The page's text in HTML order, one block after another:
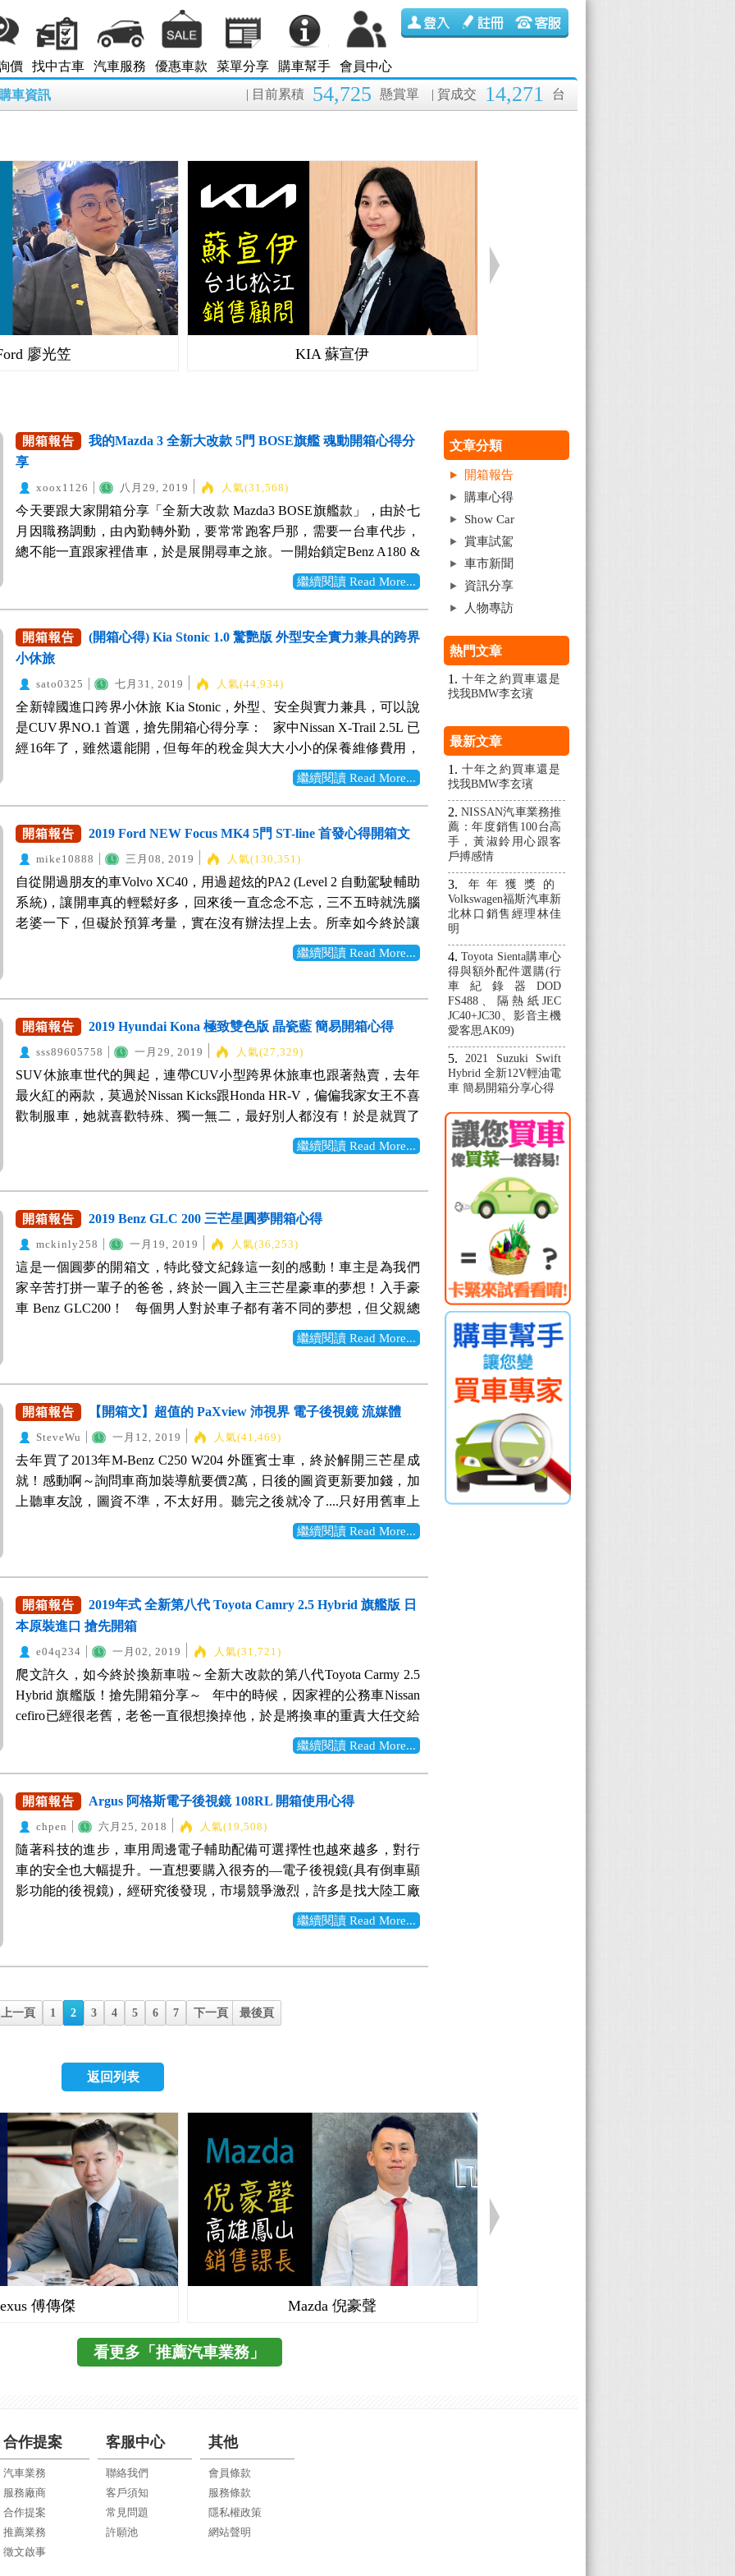
價 找中古車 汽車服務 優惠車款 菜單分享 購車幫手 會員中心
車資訊 | 賀成交 14,271 台
| 目前累積 54,725 懸賞單
廖光笠 KIA 蘇宣伊
開箱報告
我的Mazda 3 全新大改款 5門 BOSE旗艦 魂動開箱心得分
享
xoox1126 八月29, 2019 人氣(31,568)
今天要跟大家開箱分享「全新大改款 Mazda3 BOSE旗艦款」，由於七
月因職務調動，由內勤轉外勤，要常常跑客戶那，需要一台車代步，
總不能一直跟家裡借車，於是展開尋車之旅。一開始鎖定Benz A180 &
BMW 118i，因為老爸就是開BMW，喜歡高級進口車營造出的氛圍及
質感，這兩款外型流線又具有運動感、內裝也開始加入許多3C科技配
備，真的很吸引我。 回歸到現實層面，考量到日後二手價、保養成本
及實用度，改看國產車。最終選擇一台剛上市的NeW Mazda 3 5D。有
豐富的主被動安全配備，高剛性，最吸引我的是高質感內裝與組裝品
質，大幅超過T牌Alits油電及F牌Focus 5D，直追高級進口車，隨然貴
不同角度，反射出美麗的不同光澤！ ⬆︎ 2019 NCAP 安全測撞評比報
告 5顆星 ★★★★★ ⬆︎ 更霸氣的水箱護罩，在樹蔭下的光澤好美～
⬆︎ 渾圓的車尾，紅色車身與黑色下護板與後擾流尾翼的搭配，很好
看！ ⬆︎ 5門掀背車，開口大，擺放東西容易，空間大小適中 ⬆︎ 很好
人駕駛艙的設計，儀表板與左右出風口造型，更具一致性。 ⬆︎ 方向
盤左側有小小零錢盒+360度環景開關+駐車雷達開關+循跡防滑開關 ⬆︎
前台與車門都採用大量皮革與金屬飾板呈現，就連冷氣出風口與開門
拉柄都是金屬材質，皮革上還有真縫線去點綴，完整營造出高級車的
質感！ （沒有觸控功能也合理，畢竟伸手觸控螢幕，多多少少還是會
影響開車的專心程度，而且手要伸長很遠。透過下方的旋鈕選擇，反
倒輕鬆可以操作。） ⬆︎ 可以獨立顯示四輪的胎壓數值，不像許多車
⬆︎ 有電子有煞車(附AUTO HOLD功能)，中間大顆旋鈕是Mazda
Connect 用來操控中央多媒體螢幕，右邊小顆旋鈕可以調整音量大小
聲。 這顆Skyactiv-G 直列4缸2000c.c的自然進氣引擎，具有165PS與
21.7kg-m的動力輸出，加速與再加速都滿線性順暢的，平常市區開車
絕對足夠，山區或者高速公路上其實也非常夠用，都可以輕而易舉的
超車，動力算是游刃有餘。而且油耗表現真的滿不錯的，Mazda的引擎
技術看起來滿好的！ 滿載的主被動安全、科技配備，具有7顆安全氣
囊、全速域的MRCC、SBS 智慧前後煞車輔助、車道偏移輔助、HBC
開車變得更加輕鬆與便利！特別是MRCC在長途高速公路行駛下，真
的很方便，設定好最高車速，就能自動跟緊前車，而且完全不怕會超
速！真的是用過後，就回不去啦～～～ 這次購車時間剛好是競賽月
份，但因為馬3才剛上市沒多久，價格問完其實差不多。後來透過同事
的推薦之下，才知道有Wewanted 汽車比價網站，抱著估且一試的想
法，接到客服人員的協助電話，從中了解許多買車的注意事項與議價
上的技巧。特別提醒我要小心網路上過多折扣的報價，很有可能都是
假單，業務要吸引你上門的手法，不是要綁許多條件就是賣未來車，
我省下不少比價的時間，真是太讚太方便了！誠心推薦給大家，輕鬆
買車又方便！
繼續閱讀 Read More...
開箱報告
(開箱心得) Kia Stonic 1.0 驚艷版 外型安全實力兼具的跨界
小休旅
sato0325 七月31, 2019 人氣(44,934)
全新韓國進口跨界小休旅 Kia Stonic，外型、安全與實力兼具，可以說
是CUV界NO.1 首選，搶先開箱心得分享： 家中Nissan X-Trail 2.5L 已
經16年了，雖然還能開，但每年的稅金與大大小小的保養維修費用，
也是一大筆沈重負擔，因此老爸萌生想要換車的念頭。因為住家巷弄
狹窄，加上平常大多也只是上下班通勤，假日就是我爸開回苗栗老
家，乘坐人數也都不超過4人，也不需要行李空間，因此就鎖定CUV小
休旅的車型。但我爸沒有做功課，也懶得做功課，就委由我來幫他找
合適的車子。 皇天不負苦心人，最終，終於讓我找到一台能讓老爸滿
版。 當初挑選時，鎖定車款如表格： 三台車大約都80萬上下，原只
考慮進口車，但因老爸對Nissan車子品質覺得不錯，故Kicks也列入考
慮名單中。 必要條件： 加分條件： 1)外型亮眼好
看 1)ACC 主動式跟車系統 2)4.3公尺內中小型休旅車
2000cc(稅金越省越好) Euro NACP 測試撞擊報告： (Nissan Kicks為
國產車，故無歐盟測撞報告，有找到國外NACP 南美洲生產版本 取得4
顆星) 稅金與油料價差試算表格： Mazda CX3 外型真的很美，但就
是稅金高&後座空間小了點；Kicks也因為安全性與動力稍差，最終敗
筆。整體考量下來，覺得Kia Stonic是最符合條件的！車子小巧，方便
市區穿梭，外型、安全與科技便利配備兼具！省稅金又省油錢！最終
就決定Stonic了！ 外型與安全性 KIA的車越做越好看，很有設計感，
好像是請了一個很厲害的設計大師，還得到了紅點獎與iF設計大獎(好
性，另外全車標配6具SRS安全氣囊，還有Drive Wise安全輔助系統(包
含LDW & LKA 車道偏移警示與維持輔助系統 / BCW & LCA 盲區偵測
警示及車道變換警示系統 / RCCW 後方交通防撞警示系統 / HBA 智慧
遠近光燈調節系統 / DAW 駕駛疲勞警示系統 / FCW & FCA 前方主動煞
車警示及輔助系統)，也因著完整的安全配備，成為這次購車的首選。
飾條點綴而成，並非簍空設計。 L型的LED日行燈+投射式頭燈，包
車屁股 LED跑格尾燈，多層次的紅色LED燈，在夜間相當的亮眼。
搭配17吋鋁合金雙色輪圈，這個輪圈好好看啊～～ 內裝配備 Stonic的
車室內裝，樸實簡單，運用了霧銀材質、鋼琴烤漆與鍍鉻飾條妝點，
凸顯出一定的質感內裝，加上雙色的皮質座椅，更顯活潑年輕感。 簡
約設計的中控台，沒有太過複雜的按鈕，整體感覺清爽乾淨。 7吋多媒
體影音螢幕，有支援Apple CarPlay及Android Auto連接，能夠延續手機
使用體驗到車機上頭；而且有搭載倒車顯影(含轉向車輔線)，使用上相
當便利。 儀表版上3.5吋的旅程電腦螢幕 有LKA車道維持功能 好看
應快速的DCT 7速雙離合器變速箱 小巧車身卻有著寬敞的後座空間，
後座的軟硬適中，還滿好坐的。 中央扶手後面，有提供一組USB充電
孔，方便後座乘客進行充電。 行李箱空間不算大，但是非常平整，
下面帳板有兩層可以選擇，多空利用多元呈現，算是滿不錯的。後座
椅背可以64分離傾倒，傾倒後也相當平整，對於需要載送比較多東西
時，也可以彈性調整運用。 選配電子後視鏡，此為後鏡頭之處 操控
以及17.5kg-m最大扭力，在低轉速域(1,500轉～4,000轉)可以產生高扭
力，讓車子輕盈有力噴出，配上7速雙離合器自手排的變速箱，大幅提
高整體換檔效率，讓動力銜接快速有力，創造出平均17.8km/L的極佳
油耗表現。加上1.0升的低稅金優勢，都讓養護成本大幅下降，這也是
我爸最心動的原因！ 如果看帳面數據，可能會有一點擔心，動力是否
足夠？但實際上路後，根本就不用擔心，不論是靜止起步、市區通勤
走走停停、高速公路巡航，甚至是再加速的超車表現，都很有水準，
油門踩到哪裡，動力就給到哪裡。用1.0升的低稅金享受1.8升自然進氣
引擎的動力輸出，真的值得嘉許！另外，隔音靜音工程也滿有水準
體，在快速的彎道中，都能保有一定的穩定度，讓駕駛者輕易上手，
開起來格外有信心。看來動力與操控，KIA都特別下一番苦心啊～ 總
不是非常親民，但看整體配備，其實還是對得起他的售價的。更何況
後續每年省下的稅金與油錢，也是相當可觀。
繼續閱讀 Read More...
開箱報告 2019 Ford NEW Focus MK4 5門 ST-line 首發心得開箱文
mike10888 三月08, 2019 人氣(130,351)
自從開過朋友的車Volvo XC40，用過超炫的PA2 (Level 2 自動駕駛輔助
系統)，讓開車真的輕鬆好多，回來後一直念念不忘，三不五時就洗腦
老婆一下，但礙於預算考量，實在沒有辦法捏上去。所幸如今終於讓
我等到你，國產90萬以下，唯一搭配Level 2自動駕駛輔助系統的車-全
新大改款 All New Focus MK4 5D ST-line。 Focus上市前討論度根本
懸吊，基本上我也感受不出差異(我想有一半的人應該都跟我一樣)。
就我所知，目前國內開放 Level 2自駕系統就屬 BMW / Volvo / Tesla，
當然車價也是貴鬆鬆，而Focus不用90萬，就可以擁有，還新增一大堆
配件，真的很划算： 1)全新引擎-->1.5T 182匹馬力 動力讚 稅金省 油耗
更是漂亮(官方公佈 16.7 km/L) 2)全新變速箱-->6速手自排變8速手自
動跟車、LCA車道維持、AEB自動煞停(含車輛/單車/行人)、盲點偵
Hold、HUD抬頭顯示器、Qi無線充電座、B&O丹麥皇室音響、後座獨
立出風口、更寬敞的後座空間、18吋雙色切削鋁圈、米其林PS4高性能
跑胎...等。 加了那麼多配備，價格竟然跟上一代差不多，真心覺得太
划算了！有夠超值的！所以就立刻搶先預購～ 好了，廢話不多說，
直接進入開箱駕駛心得～～～～ | 我最喜歡的部分 Co-Pilot360 智駕 |
有別他廠ACC自動跟車還分全套還是半套，車道偏移只會逼逼叫，頂
多會修正拉回。Focus直接給你全套跟車並且具有車道維持，讓你真正
感受到半自動駕駛的方便性。其作動原理是感應地上的標線，特別適
以雙手還是不能離開方向盤，且還是要專注於前方路況。值得一說的
就是Co-Pilot360的加速與減速，真的滿細緻，已經貼近一般人實際踩
踏油門的狀況，不會突然狂暴加速，或者突然大力剎車，自己覺得跟
Volvo PA2相比，有更升級進步的感覺。 PS. Focus的AEB偵測速度從
5km/h開始，也就是說若是靜止狀態(0km/h)，是不會作動的！先前曾有
輔助系統怕怕的，其實Level 2 也還處於半自動狀態，只是降低駕駛者
應對。也且相比近期日系品牌的SUV，其半套AEB，偵測速度必須從
30km/h開始，Focus已經算是給的很有誠意了。 | 老婆最在意的空
間、安全性與寧靜度 | 以往被人詬病的悲劇後座空間，這次透過全新
C2底盤讓軸距加大來到2700mm，後座空間變得更加寬敞舒適，也恢復
後座獨立出風口，炎熱的夏天也不怕前冷後熱。後座中央突起面積，
也不算太大，中間坐第三人也還滿OK的(這一切要歸功於扭力樑?) 加
上後車廂空間也還不錯，終於得到老婆的首肯。 Ford的安全性不用多
說，這次更採用高達33%的硼鋼(高剛性鋼材)打造而成，加上鐳射熔焊
技術，讓車身抗扭曲強度提升20%，不僅剛性變更好，車重還減輕
個重點就是寧靜度，當初業務一直說，全車進行NVH隔音強化，如對
底盤進行平整化與超低風阻係數，可以降低風切聲。實際上路開起
來，確實滿不錯的，不管是高速行駛還是行經爛路(坑坑巴巴一堆補
丁)，都覺得滿安靜的，老婆也覺得OK。加上車內B&Q音響，9隻揚聲
器+1支重低音喇叭，播放老婆的愛歌，非常的享受，輕鬆通過老婆那
大來到182ps，其實若不細看規格表，你真不知道換了一顆引擎，原本
來是真的有下功夫過！而且這次採用雙噴油系統(岐管噴射+缸內直噴)
大幅提升，實際行駛大約也落在13~16 km/L(高速市區約7:3)。搭配全
速，完全不會有重托的感覺。目前大多是高速公路往返，林口坡那段
也覺得很有力，油門踩到哪裡，動力就給到哪裡，目前行駛下來真的
很滿意！ | Focus小缺點 | 講了這麼多，Focus也並非沒有缺點，自己
覺得內裝質感、HUD、車機還有待改善。 HUD抬頭顯示器，竟然沒有
整合導航進來，還要轉頭看向中控臺的螢幕，有點不方便。而且人家
Mazda還有整合路上交通標誌，還會告訴你當前路段的速限。 車機是
新一代的Sync 3 懸浮式螢幕，8吋全彩LCD觸控螢幕，雖然標配Apple
CarPlay/Android Auto(不用加價，這點值得鼓勵鼓勵)，但若是使用車機
的導航，同時間接上手機，竟然就不能使用導航了，變向強迫使用手
機導航...挺無言的(建議請FORD調整一下韌體吧) 內裝質感一直都不
是Ford強項，雖然ST-line有著運動跑車座椅滾炫紅縫線、一些碳纖維紋
路內飾版與軟質塑料，中控台的按鍵也大幅減少，變得簡潔俐落許多...
叭孔竟然是塑膠材質，完全沒有凸顯出是B&O音響高貴的質感... 好在
這些都只是便利性與美觀的問題，並不太影響車輛本質太多，但真心
以入手超值的New Focus，也要特別謝謝WeWanted 購車好幫手網站提
供的資訊，雖然剛上市的車，折價都差不多，但是要遇到一位值得信
務就離職了。所幸在網站上面可以找到許多推薦業代的資訊，滿多的
資深優秀業務，很多常常得獎，還會分享過往的交車紀錄，讓我可以
快速篩選業務，最後也讓我找到一位服務親切熱誠的好業務，協助我
繼續閱讀 Read More...
開箱報告 2019 Hyundai Kona 極致雙色版 晶瓷藍 簡易開箱心得
sss89605758 一月29, 2019 人氣(27,329)
SUV休旅車世代的興起，連帶CUV小型跨界休旅車也跟著熱賣，去年
最火紅的兩款，莫過於Nissan Kicks跟Honda HR-V，偏偏我家女王不喜
歡制服車，她就喜歡特殊、獨一無二，最好別人都沒有！於是就買了
現代 Hyundai Kona 瞇瞇眼小可愛～ 當初選車的條件： 1、好看！絕
不能是大眾車款！ (女王交代) 2、車子不能太大，車長頂多4米3！ (女
點，最後選擇Kona 極致雙色版 (晶瓷藍配上黑色 雙色加1萬)， 雖然與
躍動版差了十萬元，但覺得增加的配備滿實用的， 不管是多了安全的
Smart Sense、keyless 還是HUD抬頭顯示器與無線充電...等配備，對使
用上都會更加方便， 所以還是直上買頂規版本，避免後悔... (很怕被女
王念) Kona 造型其實算是滿前衛的，尤其是車頭的設計，非常像鋼鐵
型！ Two Tone 懸浮式的黑車頂，比起單一色更加搶眼好看！更具有運
灣沒有引進QQ 你以為上面瞇瞇眼是車燈嗎？他其實是LED日行燈 真
正的LED大燈在下面，具有遠近燈光調整、高低自動調整與轉向輔助
功能 業務介紹的時候，還有說一個特別設計， 就是引擎蓋鈑金設計
比較短，而前保桿鈑金向上延伸。 日後若有比較輕微的擦碰，就只需
更換前保桿鈑金， 相較更換引擎蓋鈑金較為便宜。 車門與玻璃採用
7:3比設計，加大車門鋼板面積，如此才能確實保護車上的乘客！ 整輛
車使用超過一半 51.8% AHSS超高剛性鋼材， 不僅重量減輕10%，但強
度卻提升200%。 車子的剛性越強，當發生碰撞事故的時候，越能保護
地力，以維持車輛的穩定與循跡性， 開起來能夠精準掌握路況，讓人
覺得很放心！ 本來安全與操控就是我最在乎的部分！ 目前Kona都是
韓國生產製造，採全車進口，看了許多報導 在國外做了許多撞擊測
試，也都拿到很好的成績！ 2017 Euro NCAP 撞擊測試 5顆星 2017
ANCAP 撞擊測試 5顆星 2018 IIHS Top Safety Pick+ 安全性是無庸置疑
的！ 後車燈也是採分離式設計，上方是紅色煞車燈，下方有方向燈與
更覺年輕化，很亮眼！ 中控台設計很棒，線條簡潔俐落，不會過於複
雜，而且標配8吋大螢幕車機 支援Apple CarPlay，自己用習慣手機導
航， 手機輸入目的地快速，可選擇不同路線規劃， 而且永遠不用擔心
圖資更新問題，Carplay真是好東西！！！ 排檔座四周有行車模式開
關(可以選擇 Comfort/Sport/Eco)、 四輪驅動鎖定開關50:50、怠速熄火
開關、 陡坡緩降輔助開關與倒車雷達開關。 我自己很喜歡Kona方向
盤的造型設計，皮質觸感好又透氣，覺得很有質感！ 按鍵功能很齊
全，左邊操作音響、藍牙電話；右邊操作資訊幕與車輛定速。 極致版
有8吋HUD抬頭顯示器，會顯示車速、車道偏移、盲點等資訊， 這樣
空間都有一定水準！ 那紅色安全帶真的超有特色的，每次朋友坐上來
就說，哇靠，紅色安全帶ㄟ！ 雖然是4WD的車，不過中間隆起的高度
用心得： 動力充足，這顆1.6T的渦輪引擎真的是好東西， 具有177匹
馬力與27公斤米的扭力， 在台灣不管是市區還是山路都非常足夠使
力，踩到哪動力就到哪，非常隨心所欲！ 即使是用ECO省油模式，在
市區動力也是很夠用，不會沒力軟軟的。 變速箱換檔迅速且綿密，換
檔邏輯不錯，不會笨笨有頓挫的感覺。 先前就聽聞雙離合器很好開，
但因為不斷有災情傳出 (F牌要上課、V牌會出現死亡閃光)，所以之前
都是避而遠之， 購買前也有詢問業務是否會有類似的變速箱問題， 但
好像滿穩定的，上網爬文也沒有找到相關災情，所以就安心的入手
了！ 用過之後，真的回不去了！雙離合器開起來爽度真的很夠！ 內
裝質感與配備，我跟女王都很滿意 8吋大螢幕車機、HUD抬頭顯示
器、Key Less 光感應式頭燈(遠近燈自動切換)、感應式雨刷 ㄧ堆先進
電子輔助安全系統，感覺超安全 (ESC/上坡起步/陡坡緩降/盲點偵
唯一小缺憾大概就是油耗吧，不能說很差，但真的沒有很突出， 還好
我就日常代步用，里程不算高，而且現在油價不高。 開的爽才是最重
透過萬能的WeWanted幫忙找看看，還真的幫我問到了(讚X100000)，價
格也開得不錯，就毫無懸念的下單。客服真的很熱心，所以我也大力
推薦，買車到WeWanted就對了!
繼續閱讀 Read More...
開箱報告 2019 Benz GLC 200 三芒星圓夢開箱心得
mckinly258 一月19, 2019 人氣(36,253)
這是一個圓夢的開箱文，特此發文紀錄這一刻的感動！車主是為我們
家辛苦打拼一輩子的爸爸，終於一圓入主三芒星豪車的夢想！入手豪
車 Benz GLC200！ 每個男人對於車子都有著不同的夢想，但父親總
是先滿足家庭的需求，才想到自己，只能用有限的預算買國產代步
車。哥哥、姊姊跟我也漸漸長大，出了社會，經濟也都可以獨立自
美！出發前，也總要有一台合適的車，家中15年的老轎車也可以正式
退休了。 老爸先前開過朋友的休旅車，一來覺得視野較高，可以更清
楚掌握前方的路況，開起來比較安心；二來覺得空間夠大，出遠門旅
行也比較方便。因為先前都開國產車，所以這次直接鎖定進口休旅，
陸續看了 NX200、Tiguan、X1、QX50、XC60與GLC200，沒錯，就是
過GLC後，一直念念不忘，我就知道就是它了！雖然GLC200屬於入門
服務都較佳，現在外廠能處理賓士車的也很多，保養成本也不會太
高。雖然預算小爆，但跟哥哥姊姊討論後，還是決定一起出錢支持老
爸圓夢！ 由於預算關係，我也做足功課，希望可以多省下一些錢，減
輕負擔。真是十分感謝WeWanted購車好幫手 汽車比價網站，站內的資
訊豐富，讓我可以快速參考過往車主的菜單。最重要是客服專業的協
助，介紹我優質的業務讓我比價，真的讓我談到好菜單，省下一筆
錢！實在太感謝了！ 進入正題，先分享帥帥美美的照片～～～～～～
～ 有別以往印象中方方正正的Benz，現代GLC較為圓潤運動化，最
美的地方我覺得就是在車頭的部分，大大的三芒星標誌，簡潔有力的
夠，市區穿梭也還OK 後尾廂不同Coupe流線的設計，沒有犧牲掉頭
部空間與後廂行李空間，這樣的設定更加實用！下保桿雙邊雙出排氣
管，配上鍍鉻金屬的裝飾，又增加一點運動風～為一大亮點！ 後廂空
間非常寬敞，足足有550公升，左右兩側具有後座快速釋放開關，按下
之後，後座可(4-2-4分離)自動傾倒倒平，不用再跑到後座手動傾倒，還
傾倒後可達1600公升，再大的東西都裝得下。 後座空間十分寬敞，腿
覺的剛剛好，不會過於挺直，發泡棉的軟硬度也適中，滿有支撐性
置杯架，打開還有空間可以放一些小東西，擺放手機剛剛好 內裝配置
非常有質感，每一個可以觸摸到的地方，都會覺得車子就是要這樣才
容易沾染灰塵，不過這一條抹布就解決了。 中控台按鍵十分簡潔有
力，許多設定都可以透過螢幕來顯示設定，而且有中文化！ 中央扶手
整座椅，還有記憶功能。而且Benz的設計在門邊，非常直覺化，一看
就知道是調整哪個部位，不像一般都在座椅旁邊，只能靠手感猜測調
整。 門把上面的控制按鍵也都是金屬材質，真的非常有質感！ 三伏
式方向盤，皮質觸感超好！果然是高級車啊～後面具有換檔撥片 照片
看完，來談談實際開起來的感覺，因為平常都是我父親再開，我只能
簡單轉述他的實際感覺。 因為父親現在退休，天天都是星期天，只要
天氣好，就帶著母親開車四處遊玩，算是滿長時間在開車的。因先前
都是開國產房車，對於GLC的駕馭感與舒適性非常滿意，舒適性幾乎
路況與欣賞沿途美景。而且九速手自排變速系統也非常順暢且合乎人
性的換檔邏輯，讓在任何路況下都可以輕鬆且舒服地駕馭，上次去宜
蘭太平山的山路，父親對動力表現感到驚豔，在狹窄的山路上 GLC 卻
其實能夠及時孝敬老人家，讓他過得開心、活得快樂，就是我們心裡
最大的安慰，這一切都值得了！
繼續閱讀 Read More...
開箱報告 【開箱文】超值的 PaXview 沛視界 電子後視鏡 流媒體
SteveWu 一月12, 2019 人氣(41,469)
去年買了2013年M-Benz C250 W204 外匯賓士車，終於解開三芒星成
就！感動啊～詢問車商加裝導航要價2萬，日後的圖資更新要加錢，加
上聽車友說，圖資不準，不太好用。聽完之後就冷了....只好用舊車上
的導航機與行車記錄器，先撐一陣子。只是每天看到這兩台，就覺得
破壞了整台車的質感...... 無意間在「地球黃金線」節目，看到在介紹
體"，把高階的行車紀錄器快要打趴了，高階商品都是電子後視鏡的天
下，中低價才是行車紀錄器。目前最新的商品是第三代的商品(超廣
角、高階析度、防眩、抗污)。從掏寶買大概也要一萬多，只是沒售後
服務，壞了就掛了，不敢賭人品。從蝦皮找，發現也不少店家在賣此
商品，只不過，都是低價商品為主，第一代(720P)或第二代(1080P)，
或是無GPS、無防眩的商品居多，看裝過的車主分享，夜晚的畫質慘
不人睹。 所以，個人認為一分錢一分貨，寧可多花一點錢，買品質穩
定、有售後服務的台灣品牌。最終選擇節目介紹的 PAXVIEW 沛視界
度)/ADAS等功能。如果分開購買，不僅價格昂貴，前檔恐怕都是一堆
電子3C產品。看起來就很“阿炸”。Less is more～Ai車雲鏡就將所有功
能整合至後視鏡上，清爽許多！ 我是透過蝦皮找到賣家「Carshopee
汽車小舖」，店長很細心也專業，解答我很多的疑問。 因此，就決定
買Ai車雲鏡 電子後視鏡了！經店長幫我跟原廠確認有W204專用支架
後，就幫我預約安裝，並約定好時間。當天開車過去即可，商品會直
送到安裝店家。 下面是安裝的過程 1、一開始，先拆卸的後照鏡，確
160度超廣角，可以將後面來車狀況拍得清清楚楚 顯示全螢幕後方車
航，滿方便的 實際上路後心得： 電子後視鏡真的很方便，後方視野
也不怕，隨時掌握後方來車狀況，同時支援倒車顯示，搭配車上倒車
顯影，視野更清楚，停車更輕鬆。而且不只即時顯示，更是同步錄
影，萬一遇到行車糾紛或事故，行車記錄器是基本功能，還有停車監
控。導航部分是使用"導航王"的系統，雖然一開始使用上不習慣(先前
用慣Garmin)，但可以聲控設定，真的大推，超方便！以前都要先上車
設定好目的地，現在一上車，說幾句話，就完成設定了！真的超級超
級方便的！對我來說，平常就最常使用這三個功能，用到目前為止，
畫質、流暢度、穩定度真的很不錯，這下真的是回不去了～推薦給大
家！ 最後，附上實際道路拍攝影片 1)白天實拍畫面 2)夜晚實拍畫面
(可能是用手機錄影的關係，畫質不佳，實際上，炫光抑制得很好，不
繼續閱讀 Read More...
開箱報告
2019年式 全新第八代 Toyota Camry 2.5 Hybrid 旗艦版 日
本原裝進口 搶先開箱
e04q234 一月02, 2019 人氣(31,721)
爬文許久，如今終於換新車啦～全新大改款的第八代Toyota Carmy 2.5
Hybrid 旗艦版！搶先開箱分享～ 年中的時候，因家裡的公務車Nissan
cefiro已經很老舊，老爸一直很想換掉他，於是將換車的重責大任交給
我。我的第一想法當然就是換目前最夯的SUV休旅車，但老爸又說家
裡已經有一台休旅車了，而且這是公務車，還是以大型房車為主，我
頓時之間熄火了...什麼年代了還買房車..心裡很多OS... 後來才知道老
爸心中對大型房車的形象就是尺碼氣派、配備豪華、寬敞舒適，在他
們那個年代的人都喜歡這樣的轎車。代表著有一定的社會地位、事業
務車就是要選大型房車，自用、接送廠商都很合適！好吧好吧，出錢
的最大，於是就這樣開始我的尋車之旅... 這個級距其實也沒有什麼好
挑的，大概就是 Mazda 6、Toyota Camry、Nissan Teana 和 Ford Mondeo
這四台，實際看過車後，也只剩下馬六跟Camry可以選。 Mondeo的外
這這這，也太難選擇了吧！剛好隔壁鄰居就是開 Camry Hybrid 油電
款，一直說有多安靜多省油，然後我老爸就被洗腦了，哈哈哈！T牌在
第八代全新的Camry真的很不一樣了，有別以往方方正正的外觀，這次
全車身多加了許多線條進行點綴，讓車子變得更加流線年輕的樣貌。
漆與大面積的下氣霸造型，格外突顯尊貴高雅的氣質。 油電特有的藍
標廠徽，藍色的點綴非常顯眼 全LED頭燈，內中有三個橫列日行燈，
看起來就炯炯有神！ Hybrid 旗艦款標配 18吋V型叉戟造型鋁合金輪
圈，遠遠看滿協調好看的 C柱刻意多一道線條延伸到屁股，小鴨尾的
造型，看似美女的翹臀，更加動感有型！ 2)空間 空間一直是大型房
車的強項，這次Camry採用TNGA模組設計，讓車子更大(加長、加
寬)，但車身高度下降，增加操控穩定性。 ㄒ 坐在駕駛座的視野非常
好，跟上一代比，許多地方都有特別設計改良過，如A柱從最下面由細
慢慢變粗、後視鏡由A柱改為車門旁，如此都可以減少死角，讓視野變
得更好。 方向盤竟然是電動的(四項調整功能)！太吃驚了！而且可以
頭，都可以在裡面斜躺了。但因為流線車型的因素，C柱造型快速向下
感覺，這點倒是滿不錯的！ 有全景天窗，讓內部的採光跟視野變得更
使得後車廂空間比以往大上許多，有一種深不見底的感覺，據說是同
級車最大！有620L！而且也是Camry第一次可以六四椅背分離，釋放
旋鈕就在後廂上面，對於有時候要載一些長型商品，真的非常實用！
具有後座出風口，這對台灣一年四季如夏來說太重要了，一上車就可
以全車立刻降溫，達到舒服的溫度！下面還有兩個USB充電孔。 3)操
繼續閱讀 Read More...
開箱報告 Argus 阿格斯電子後視鏡 108RL 開箱使用心得
chpen 六月25, 2018 人氣(19,508)
隨著科技的進步，車用周邊電子輔助配備可選擇性也越來越多，對行
車的安全也大幅提升。一直想要購入很夯的—電子後視鏡(具有倒車顯
影功能的後視鏡)，經研究後發現，市場競爭激烈，許多是找大陸工廠
代工，然後自行貼牌的，因此品質不佳，導致產品使用壽命不常，不
然就是容易故障當機。先前還有使用不滿三個月就壞損的後視鏡，真
竟然具有近180度的廣角範圍，不向其他市面上類似商品只有120~140
項優點： 1.運作穩定可靠度高 省去了行車紀錄器與導航等累贅功能，
換來單純的電子後視鏡功能，使系統運作穩定且畫面切換快速，錄影
頻率近60fps，大勝同性質商品30fps。 2.操作介面簡單 三個觸控鍵就
能完成所有操控，簡單易學以外，還可避免行駛中，因操控分心而發
生意外。甚至，讓我感到訝異的是，居然可以透過觸控鍵快速切換視
角-廣角模式(即電子後視鏡模式)與俯視模式(即倒車模式)，讓車輛後視
鏡的顯示更為靈活，如此，應該就能滿足駕駛者的各類需求。 3.廣域
顯示且具有夜視的功能 阿格斯的鏡頭顯示角度近180度，幾乎水平呈
現。可顯示後方至少三個車道的路況，甚至比傳統鏡面式後視鏡與兩
側後視鏡的視角還要寬廣，減少視覺死角，大幅提升行車安全！且夜
視效果也不錯(請參照下圖，在昏暗的環境中，阿格斯的表現依然不
俗)，甚至在雨天的時候也能透過鏡頭，清楚掌握後方路況(請參照下
與後勤維修資源豐富 阿格斯全屏電子後視鏡系統是在台灣設計製造(非
大陸廉價製產品)，若產品有問題，可以找得到廠商維修，品質好又有
比數位也很專業，在掙扎考慮是否選擇阿格斯時，他們不厭其煩，中
肯的跟我分析市場上各款電子後視鏡系統(其中不乏他們現在所代理的
產品)的優劣點，讓我深深瞭解到阿格斯電子後視鏡系統與眾不同的魅
力，進而選擇它守護我的行車安全。 實際使用情形： 一般夜晚道路
實測，後車窗視線模糊，只略為清楚。 一般夜晚，透過阿格斯 電子
後視鏡，視野寬廣又清楚(照片失焦了)。 夜晚下雨，後車窗更是完全
繼續閱讀 Read More...
上一頁 1 2 3 4 5 6 7 下一頁 最後頁
返回列表
文章分類
開箱報告
購車心得
Show Car
賞車試駕
車市新聞
資訊分享
人物專訪
熱門文章
十年之約買車還是
找我BMW李玄璸
最新文章
十年之約買車還是
找我BMW李玄璸
NISSAN汽車業務推
薦：年度銷售100台高
手，黃淑鈴用心跟客
戶搏感情
年年獲獎的
Volkswagen福斯汽車新
北林口銷售經理林佳
明
Toyota Sienta購車心
得與額外配件選購(行
車紀錄器DOD
FS488、隔熱紙JEC
JC40+JC30、影音主機
愛客思AK09)
2021 Suzuki Swift
Hybrid 全新12V輕油電
車 簡易開箱分享心得
傅傳傑 Mazda 倪豪聲
看更多「推薦汽車業務」
合作提案
汽車業務
服務廠商
合作提案
推薦業務
徵文啟事
客服中心
聯絡我們
客戶須知
常見問題
許願池
其他
會員條款
服務條款
隱私權政策
網站聲明